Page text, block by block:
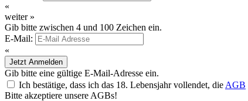
«
weiter »
Gib bitte zwischen 4 und 100 Zeichen ein.
E-Mail:
«
Jetzt Anmelden
Gib bitte eine gültige E-Mail-Adresse ein.
Ich bestätige, dass ich das 18. Lebensjahr vollendet, die AGB
Bitte akzeptiere unsere AGBs!